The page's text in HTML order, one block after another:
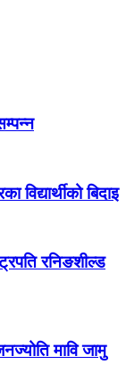
बिदाइ
रनिङशील्ड
मावि जामु